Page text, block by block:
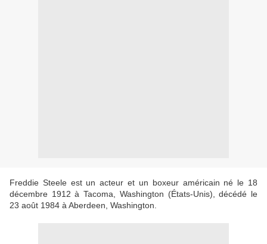
Freddie Steele est un acteur et un boxeur américain né le 18
décembre 1912 à Tacoma, Washington (États-Unis), décédé le
23 août 1984 à Aberdeen, Washington.